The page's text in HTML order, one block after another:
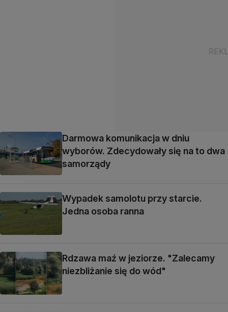
Darmowa komunikacja w dniu
wyborów. Zdecydowały się na to dwa
samorządy
Wypadek samolotu przy starcie.
Jedna osoba ranna
Rdzawa maź w jeziorze. "Zalecamy
niezbliżanie się do wód"